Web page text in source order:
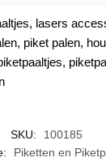
, lasers
, piket palen,
,
SKU:
100185
Piketten en